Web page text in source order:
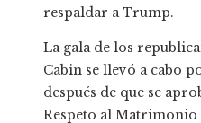
respaldar a Trump.
La gala de los
Cabin se llevó a cabo
después de que se
Respeto al Matrimonio